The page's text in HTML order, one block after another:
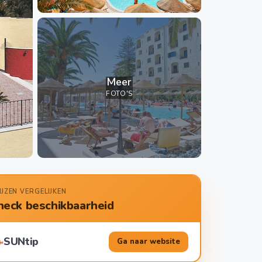
Meer
FOTO'S
VERGELIJKEN
beschikbaarheid
SUNtip Ga naar website